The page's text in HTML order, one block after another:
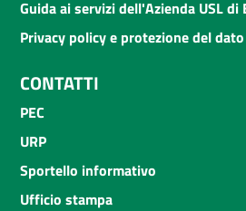
Guida ai servizi dell'Azienda USL di
Privacy policy e protezione del
CONTATTI
PEC
URP
Sportello informativo
Ufficio stampa